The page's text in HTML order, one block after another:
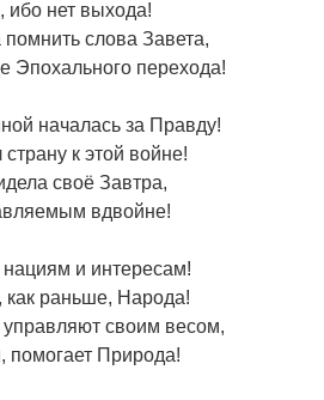
ибо нет выхода!
слова Завета,
Эпохального перехода!
началась за Правду!
к этой войне!
своё Завтра,
вдвойне!
и интересам!
как раньше, Народа!
своим весом,
помогает Природа!